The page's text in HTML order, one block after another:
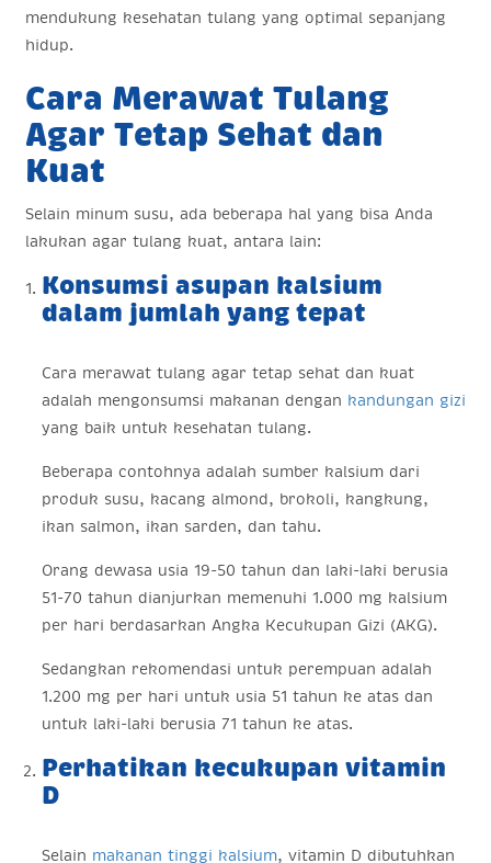
mendukung kesehatan tulang yang optimal sepanjang
hidup.
Cara Merawat Tulang
Agar Tetap Sehat dan
Kuat
Selain minum susu, ada beberapa hal yang bisa Anda
lakukan agar tulang kuat, antara lain:
Konsumsi asupan kalsium
dalam jumlah yang tepat
Cara merawat tulang agar tetap sehat dan kuat
adalah mengonsumsi makanan dengan kandungan gizi
yang baik untuk kesehatan tulang.
Beberapa contohnya adalah sumber kalsium dari
produk susu, kacang almond, brokoli, kangkung,
ikan salmon, ikan sarden, dan tahu.
Orang dewasa usia 19-50 tahun dan laki-laki berusia
51-70 tahun dianjurkan memenuhi 1.000 mg kalsium
per hari berdasarkan Angka Kecukupan Gizi (AKG).
Sedangkan rekomendasi untuk perempuan adalah
1.200 mg per hari untuk usia 51 tahun ke atas dan
untuk laki-laki berusia 71 tahun ke atas.
Perhatikan kecukupan vitamin
D
Selain makanan tinggi kalsium, vitamin D dibutuhkan